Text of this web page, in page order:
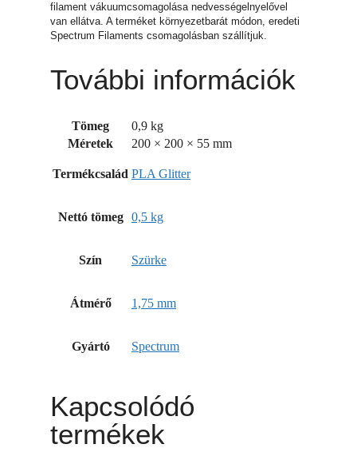
filament vákuumcsomagolása nedvességelnyelővel
van ellátva. A terméket környezetbarát módon, eredeti
Spectrum Filaments csomagolásban szállítjuk.
További információk
Tömeg
0,9 kg
Méretek
200 × 200 × 55 mm
Termékcsalád PLA Glitter
Nettó tömeg 0,5 kg
Szín Szürke
Átmérő 1,75 mm
Gyártó Spectrum
Kapcsolódó
termékek